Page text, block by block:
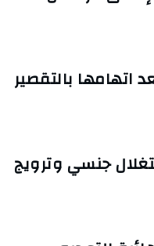
اتهامها بالتقصير
جنسي وترويج